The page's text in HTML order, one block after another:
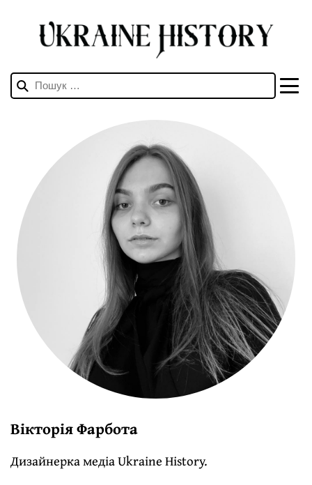
Пошук:
Вікторія Фарбота
Дизайнерка медіа Ukraine History.